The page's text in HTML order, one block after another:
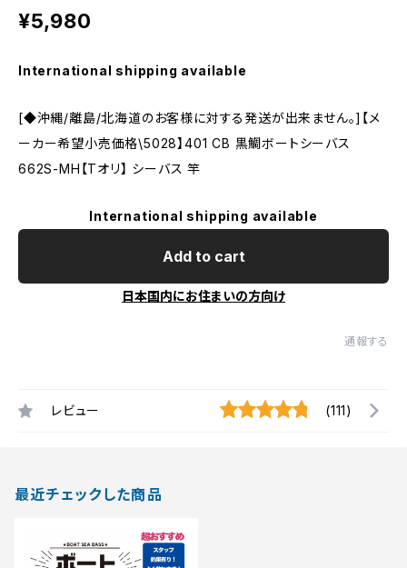
¥5,980
International shipping available
[◆沖縄/離島/北海道のお客様に対する発送が出来ません。]【メ
ーカー希望小売価格\5028】401 CB 黒鯛ボートシーバス
662S-MH【Tオリ】 シーバス 竿
International shipping available
Add to cart
日本国内にお住まいの方向け
通報する
レビュー (111)
最近チェックした商品